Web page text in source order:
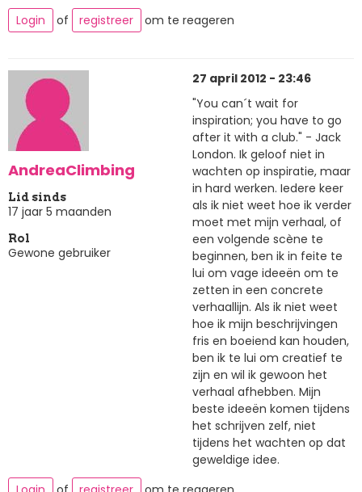
Login
of registreer om te reageren
AndreaClimbing
Lid sinds
17 jaar 5 maanden
Rol
Gewone gebruiker
27 april 2012 - 23:46
"You can´t wait for
inspiration; you have to go
after it with a club." - Jack
London. Ik geloof niet in
wachten op inspiratie, maar
in hard werken. Iedere keer
als ik niet weet hoe ik verder
moet met mijn verhaal, of
een volgende scène te
beginnen, ben ik in feite te
lui om vage ideeën om te
zetten in een concrete
verhaallijn. Als ik niet weet
hoe ik mijn beschrijvingen
fris en boeiend kan houden,
ben ik te lui om creatief te
zijn en wil ik gewoon het
verhaal afhebben. Mijn
beste ideeën komen tijdens
het schrijven zelf, niet
tijdens het wachten op dat
geweldige idee.